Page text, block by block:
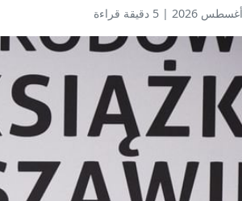
| 5 دقيقة قراءة